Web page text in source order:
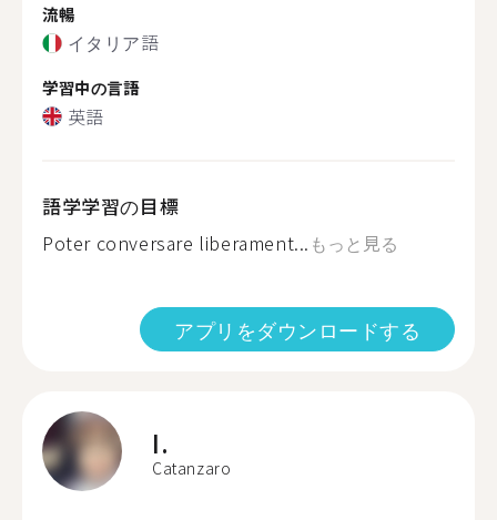
流暢
イタリア語
学習中の言語
英語
語学学習の目標
Poter conversare liberament... もっと見る
アプリをダウンロードする
I.
Catanzaro